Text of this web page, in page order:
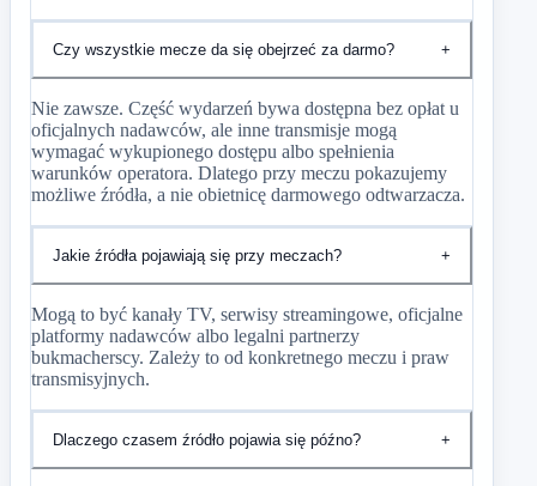
Czy wszystkie mecze da się obejrzeć za darmo? +
Nie zawsze. Część wydarzeń bywa dostępna bez opłat u
oficjalnych nadawców, ale inne transmisje mogą
wymagać wykupionego dostępu albo spełnienia
warunków operatora. Dlatego przy meczu pokazujemy
możliwe źródła, a nie obietnicę darmowego odtwarzacza.
Jakie źródła pojawiają się przy meczach? +
Mogą to być kanały TV, serwisy streamingowe, oficjalne
platformy nadawców albo legalni partnerzy
bukmacherscy. Zależy to od konkretnego meczu i praw
transmisyjnych.
Dlaczego czasem źródło pojawia się późno? +